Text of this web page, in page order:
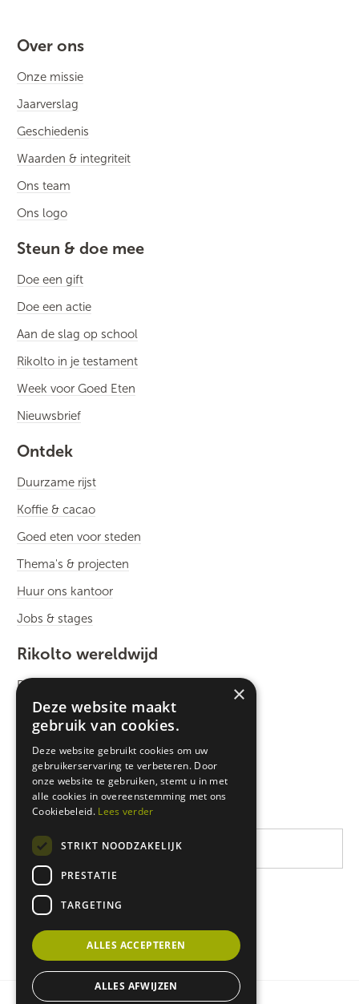
Over ons
Onze missie
Jaarverslag
Geschiedenis
Waarden & integriteit
Ons team
Ons logo
Steun & doe mee
Doe een gift
Doe een actie
Aan de slag op school
Rikolto in je testament
Week voor Goed Eten
Nieuwsbrief
Ontdek
Duurzame rijst
Koffie & cacao
Goed eten voor steden
Thema's & projecten
Huur ons kantoor
Jobs & stages
Rikolto wereldwijd
Rikolto International
Zuid-Oost Azië
West-Afrika
Latijns-Amerika
×
Deze website maakt
gebruik van cookies.
Deze website gebruikt cookies om uw
gebruikerservaring te verbeteren. Door
onze website te gebruiken, stemt u in met
alle cookies in overeenstemming met ons
Cookiebeleid. Lees verder
STRIKT NOODZAKELIJK
PRESTATIE
TARGETING
ALLES ACCEPTEREN
ALLES AFWIJZEN